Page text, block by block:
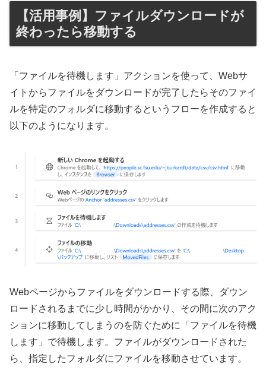
【活用事例】ファイルダウンロードが
終わったら移動する
「ファイルを待機します」アクションを使って、Webサ
イトからファイルをダウンロードが完了したらそのファイ
ルを特定のフォルダに移動するというフローを作成すると
以下のようになります。
Webページからファイルをダウンロードする際、ダウン
ロードされるまでに少し時間がかかり、その間に次のアク
ションに移動してしまうのを防ぐために「ファイルを待機
します」で待機します。ファイルがダウンロードされた
ら、指定したフォルダにファイルを移動させています。